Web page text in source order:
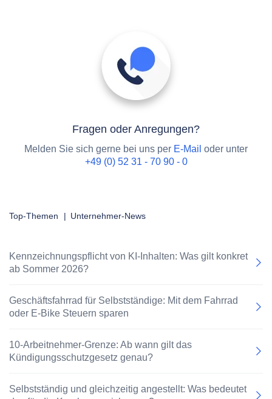
Fragen oder Anregungen?
Melden Sie sich gerne bei uns per E-Mail oder unter
+49 (0) 52 31 - 70 90 - 0
Top-Themen | Unternehmer-News
Kennzeichnungspflicht von KI-Inhalten: Was gilt konkret
ab Sommer 2026?
Geschäftsfahrrad für Selbstständige: Mit dem Fahrrad
oder E-Bike Steuern sparen
10-Arbeitnehmer-Grenze: Ab wann gilt das
Kündigungsschutzgesetz genau?
Selbstständig und gleichzeitig angestellt: Was bedeutet